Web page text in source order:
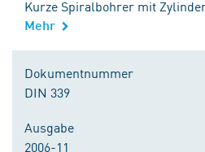
Kurze Spiralbohrer mit
Mehr
Dokumentnummer
DIN 339
Ausgabe
2006-11